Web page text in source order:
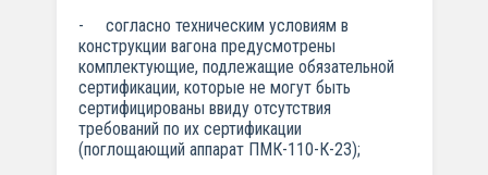
- согласно техническим условиям в
конструкции вагона предусмотрены
комплектующие, подлежащие обязательной
сертификации, которые не могут быть
сертифицированы ввиду отсутствия
требований по их сертификации
(поглощающий аппарат ПМК-110-К-23);